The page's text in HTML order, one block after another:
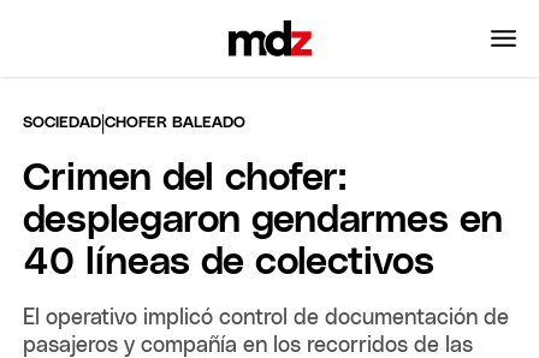
SOCIEDAD |CHOFER BALEADO
Crimen del chofer:
desplegaron gendarmes en
40 líneas de colectivos
El operativo implicó control de documentación de
pasajeros y compañía en los recorridos de las